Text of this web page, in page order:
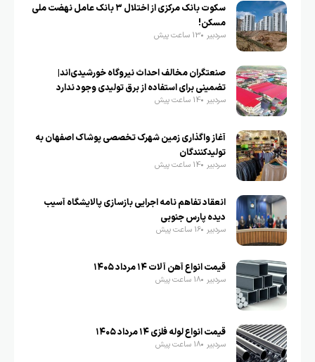
سکوت بانک مرکزی از اختلال ۳ بانک عامل نهضت ملی
مسکن!
سردبیر 13 ساعت پیش
صنعتگران مخالف احداث نیروگاه خورشیدی‌اند|
تضمینی برای استفاده از برق تولیدی وجود ندارد
سردبیر 14 ساعت پیش
آغاز واگذاری زمین شهرک تخصصی پوشاک اصفهان به
تولیدکنندگان
سردبیر 14 ساعت پیش
انعقاد تفاهم نامه اجرایی بازسازی پالایشگاه آسیب
دیده پارس جنوبی
سردبیر 16 ساعت پیش
قیمت انواع آهن آلات ۱۴ مرداد ۱۴۰۵
سردبیر 18 ساعت پیش
قیمت انواع لوله فلزی ۱۴ مرداد ۱۴۰۵
سردبیر 18 ساعت پیش